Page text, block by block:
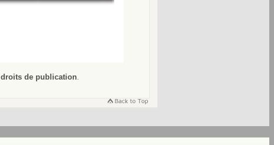
droits de publication.